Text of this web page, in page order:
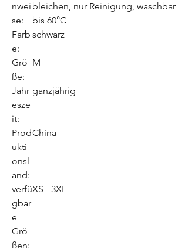
nwei
se:
bleichen, nur Reinigung, waschbar
bis 60°C
Farb
e:
schwarz
Grö
ße:
M
Jahr
esze
it:
ganzjährig
Prod
ukti
onsl
and:
China
verfü
gbar
e
Grö
ßen:
XS - 3XL